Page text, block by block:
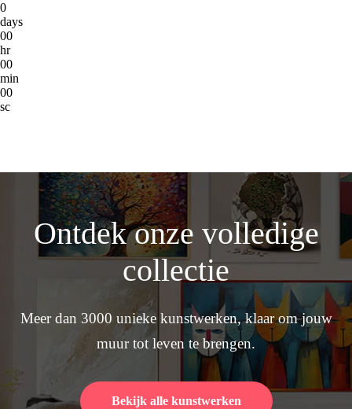
0
days
00
hr
00
min
00
sc
Ontdek onze volledige
collectie
Meer dan 3000 unieke kunstwerken, klaar om jouw
muur tot leven te brengen.
Bekijk alle kunstwerken